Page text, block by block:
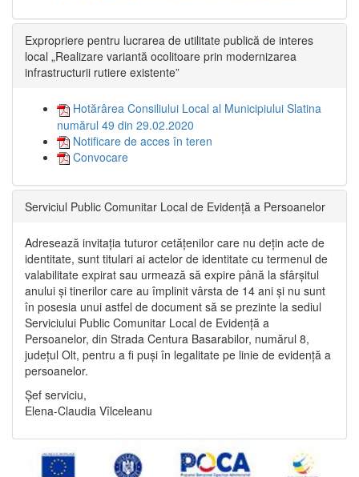
Expropriere pentru lucrarea de utilitate publică de interes
local „Realizare variantă ocolitoare prin modernizarea
infrastructurii rutiere existente”
Hotărârea Consiliului Local al Municipiului Slatina
numărul 49 din 29.02.2020
Notificare de acces în teren
Convocare
Serviciul Public Comunitar Local de Evidență a Persoanelor
Adresează invitația tuturor cetățenilor care nu dețin acte de
identitate, sunt titulari ai actelor de identitate cu termenul de
valabilitate expirat sau urmează să expire până la sfârșitul
anului și tinerilor care au împlinit vârsta de 14 ani și nu sunt
în posesia unui astfel de document să se prezinte la sediul
Serviciului Public Comunitar Local de Evidență a
Persoanelor, din Strada Centura Basarabilor, numărul 8,
județul Olt, pentru a fi puși în legalitate pe linie de evidență a
persoanelor.
Șef serviciu,
Elena-Claudia Vîlceleanu